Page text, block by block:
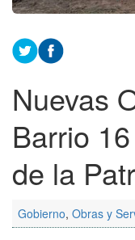
Nuevas
Barrio
de la
Gobierno, Obras y